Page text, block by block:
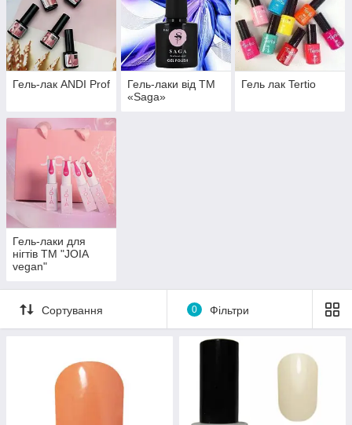
Гель-лак ANDI Prof
Гель-лаки від ТМ
«Saga»
Гель лак Tertio
Гель-лаки для
нігтів ТМ "JOIA
vegan"
Сортування 0 Фільтри